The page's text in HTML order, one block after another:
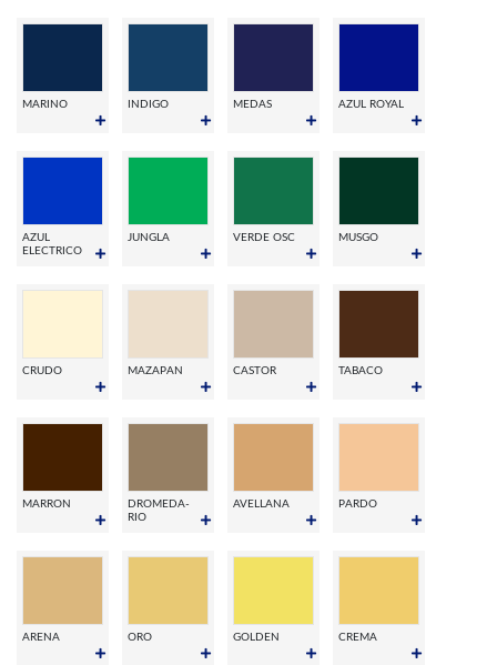
MARINO INDIGO MEDAS AZUL ROYAL
AZUL
ELECTRICO
JUNGLA VERDE OSC MUSGO
CRUDO MAZAPAN CASTOR TABACO
MARRON
DROMEDA-
RIO
AVELLANA PARDO
ARENA ORO GOLDEN CREMA